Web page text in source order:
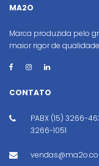
MA2O
Marca produzida pelo
maior rigor de
CONTATO
PABX (15) 3266-
3266-1051